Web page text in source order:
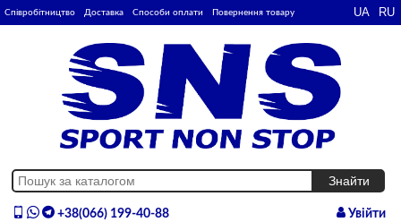
Співробітництво Доставка Способи оплати Повернення товару
+38(066) 199-40-88
Увійти